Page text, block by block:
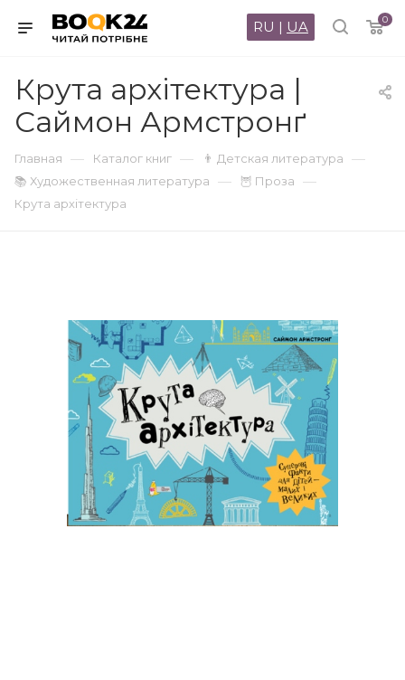
0
RU | UA
Крута архітектура |
Саймон Армстронґ
Главная — Каталог книг — 👨 Детская литература —
📚 Художественная литература — 🦉 Проза —
Крута архітектура